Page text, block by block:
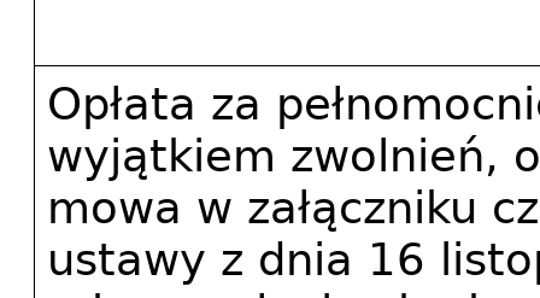
Opłata za
wyjątkiem zwolnień,
mowa w załączniku
ustawy z dnia 16